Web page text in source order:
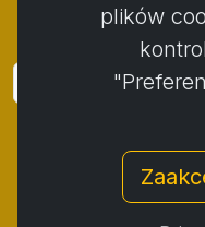
©
Zasady i
Procedura
plików